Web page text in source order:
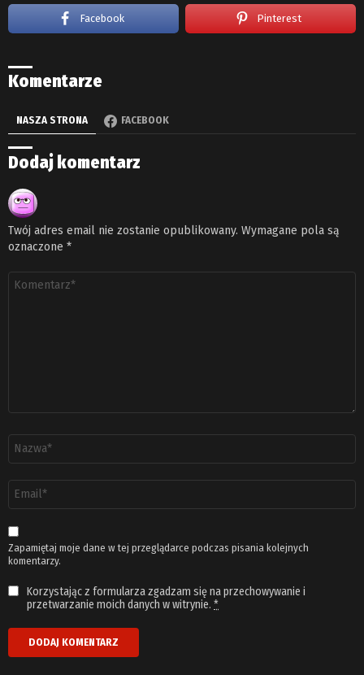
Facebook Pinterest
Komentarze
NASZA STRONA FACEBOOK
Dodaj komentarz
Twój adres email nie zostanie opublikowany. Wymagane pola są
oznaczone *
email
*
Zapamiętaj moje dane w tej przeglądarce podczas pisania kolejnych
komentarzy.
Korzystając z formularza zgadzam się na przechowywanie i
przetwarzanie moich danych w witrynie. *